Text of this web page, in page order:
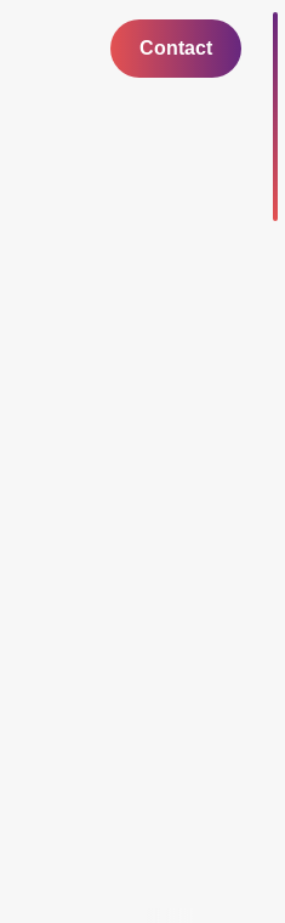
Contact